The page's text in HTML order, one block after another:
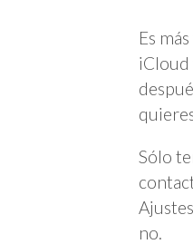
Es
iCloud
Sólo
no.